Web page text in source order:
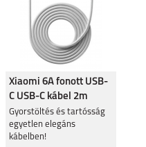
Xiaomi 6A fonott USB-
C USB-C kábel 2m
BHR087AGL
Gyorstöltés és tartósság
egyetlen elegáns
kábelben!